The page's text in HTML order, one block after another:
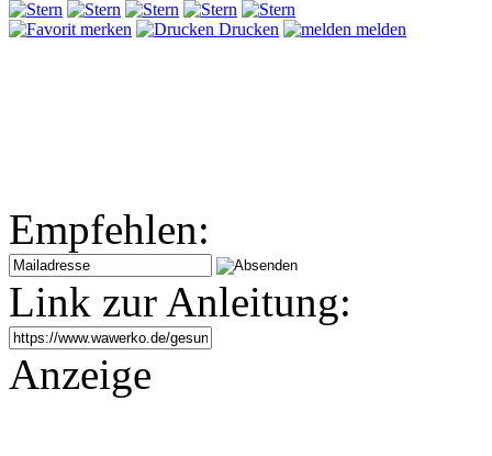
merken Drucken melden
Empfehlen:
Link zur Anleitung:
Anzeige